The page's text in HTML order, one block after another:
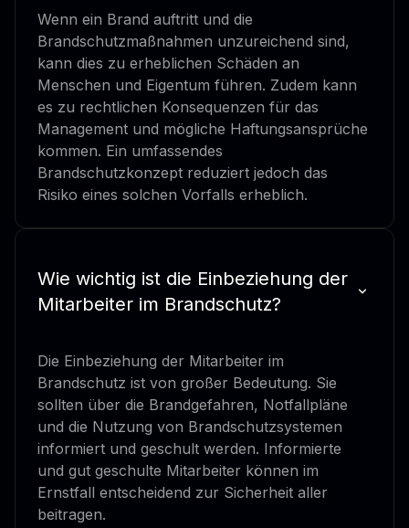
Wenn ein Brand auftritt und die
Brandschutzmaßnahmen unzureichend sind,
kann dies zu erheblichen Schäden an
Menschen und Eigentum führen. Zudem kann
es zu rechtlichen Konsequenzen für das
Management und mögliche Haftungsansprüche
kommen. Ein umfassendes
Brandschutzkonzept reduziert jedoch das
Risiko eines solchen Vorfalls erheblich.
Wie wichtig ist die Einbeziehung der
Mitarbeiter im Brandschutz?
Die Einbeziehung der Mitarbeiter im
Brandschutz ist von großer Bedeutung. Sie
sollten über die Brandgefahren, Notfallpläne
und die Nutzung von Brandschutzsystemen
informiert und geschult werden. Informierte
und gut geschulte Mitarbeiter können im
Ernstfall entscheidend zur Sicherheit aller
beitragen.